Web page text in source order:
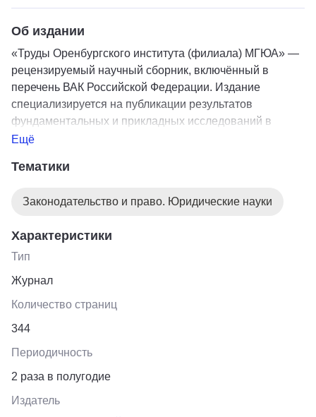
Об издании
«Труды Оренбургского института (филиала) МГЮА» —
рецензируемый научный сборник, включённый в
перечень ВАК Российской Федерации. Издание
специализируется на публикации результатов
фундаментальных и прикладных исследований в
области юридических наук. В сборнике публикуются
(государственно-правовым), частно-правовым
Ещё
Тематики
Законодательство и право. Юридические науки
Характеристики
Тип
Журнал
Количество страниц
344
Периодичность
2 раза в полугодие
Издатель